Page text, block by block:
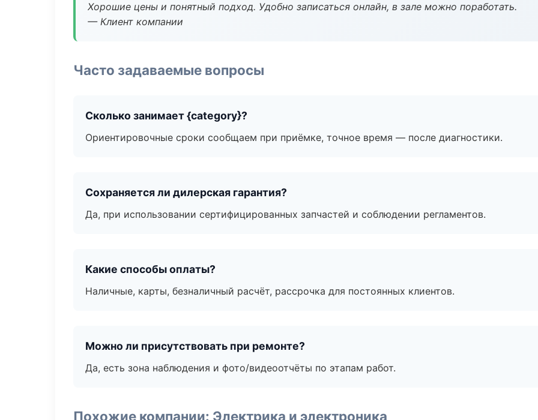
Хорошие цены и понятный подход. Удобно записаться онлайн, в зале можно поработать.
— Клиент компании
Часто задаваемые вопросы
Сколько занимает {category}?
Ориентировочные сроки сообщаем при приёмке, точное время — после диагностики.
Сохраняется ли дилерская гарантия?
Да, при использовании сертифицированных запчастей и соблюдении регламентов.
Какие способы оплаты?
Наличные, карты, безналичный расчёт, рассрочка для постоянных клиентов.
Можно ли присутствовать при ремонте?
Да, есть зона наблюдения и фото/видеоотчёты по этапам работ.
Похожие компании: Электрика и электроника